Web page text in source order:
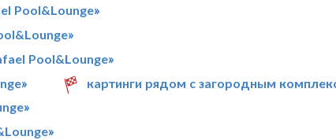
Pool&Lounge»
Pool&Lounge»
картинги рядом с загородным